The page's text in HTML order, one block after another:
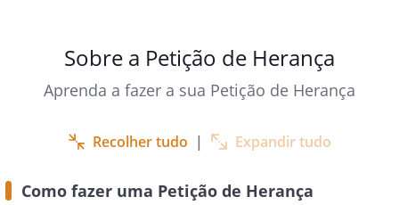
CPF n°
,
,
residente e domiciliada no endereço de
, por intermédio de seu advogado que esta
subscreve, vêm respeitosamente perante
AÇÃO DE PETIÇÃO DE HERANÇA
Sobre a Petição de Herança
Aprenda a fazer a sua Petição de Herança
Recolher tudo | Expandir tudo
Como fazer uma Petição de Herança